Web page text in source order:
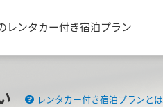
レンタカー付き宿泊プラン
レンタカー付き宿泊プランとは